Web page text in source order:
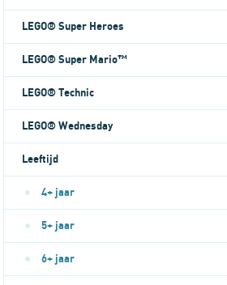
LEGO® Super Heroes
LEGO® Super Mario™
LEGO® Technic
LEGO® Wednesday
Leeftijd
4+ jaar
5+ jaar
6+ jaar